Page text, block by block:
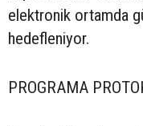
elektronik ortamda
hedefleniyor.
PROGRAMA